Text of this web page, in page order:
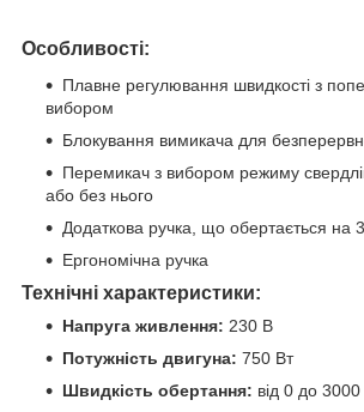
Особливості:
Плавне регулювання швидкості з
вибором
Блокування вимикача для
Перемикач з вибором режиму
або без нього
Додаткова ручка, що обертається на
Ергономічна ручка
Технічні характеристики:
Напруга живлення: 230 В
Потужність двигуна: 750 Вт
Швидкість обертання: від 0 до